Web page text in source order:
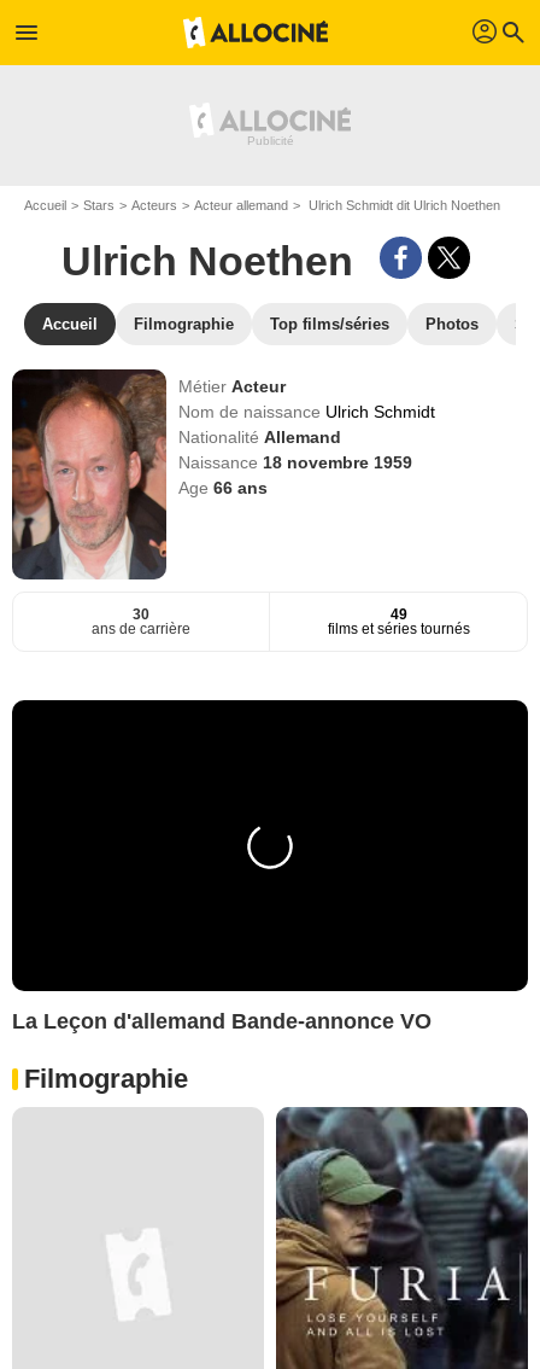
menu profil search
Accueil Stars Acteurs Acteur allemand Ulrich Schmidt dit Ulrich Noethen
Ulrich Noethen
Accueil Filmographie Top films/séries Photos
MétierActeur
Nom de naissance Ulrich Schmidt
NationalitéAllemand
Naissance 18 novembre 1959
Age66 ans
30
ans de carrière
49
films et séries tournés
La Leçon d'allemand Bande-annonce VO
Filmographie